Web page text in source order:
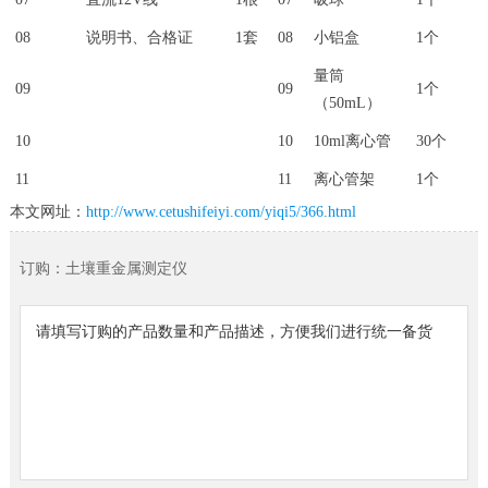
08 说明书、合格证 1套 08 小铝盒 1个
09 09
量筒
（50mL）
1个
10 10 10ml离心管 30个
11 11 离心管架
1个
本文网址： http://www.cetushifeiyi.com/yiqi5/366.html
订购：土壤重金属测定仪